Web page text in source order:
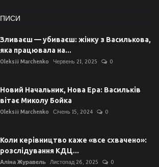
Зливаєш — убиваєш: жінку з Василькова,
яка працювала на...
Oleksii Marchenko Червень 21, 2025 0
Новий Начальник, Нова Ера: Васильків
вітає Миколу Бойка
Oleksii Marchenko Січень 15, 2024 0
Коли керівництво каже «все схвачено»:
розслідування КДЦ...
Аліна Журавель Листопад 26, 2025 0